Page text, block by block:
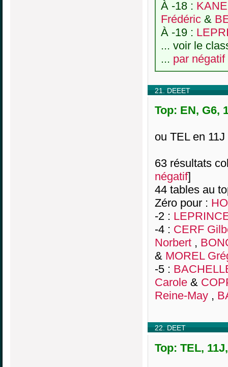
À -18 :
Frédéric &
À -19 :
... voir le
... par négatif
21. DEEET
Top: EN, G6,
ou TEL en 11J
63 résultats
négatif]
44 tables au
Zéro pour :
-2 :
-4 : CERF
Norbert ,
& MOREL
-5 :
Carole &
Reine-May ,
22. DEET
Top: TEL,